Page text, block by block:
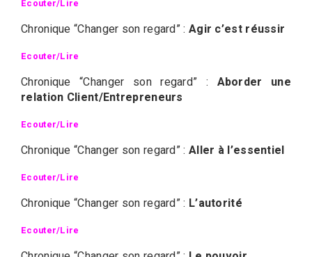
Ecouter/Lire
Chronique “Changer son regard” : Agir c’est réussir
Ecouter/Lire
Chronique “Changer son regard” : Aborder une
relation Client/Entrepreneurs
Ecouter/Lire
Chronique “Changer son regard” : Aller à l’essentiel
Ecouter/Lire
Chronique “Changer son regard” : L’autorité
Ecouter/Lire